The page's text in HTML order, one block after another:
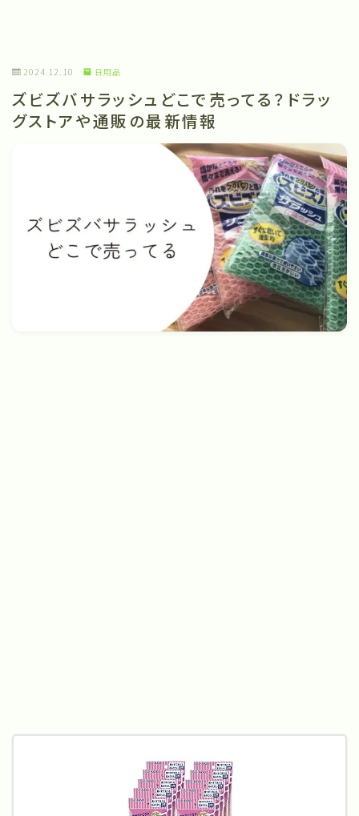
2024.12.10 日用品
ズビズバサラッシュどこで売ってる？ドラッ
グストアや通販の最新情報